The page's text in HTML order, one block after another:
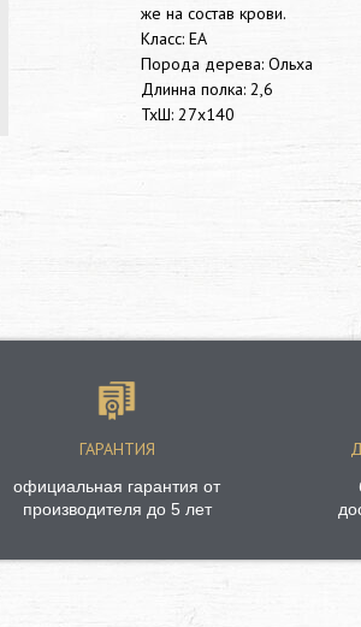
же на состав крови.
Класс: EA
Порода дерева: Ольха
Длинна полка: 2,6
ТхШ: 27х140
ГАРАНТИЯ
официальная гарантия от
производителя до 5 лет